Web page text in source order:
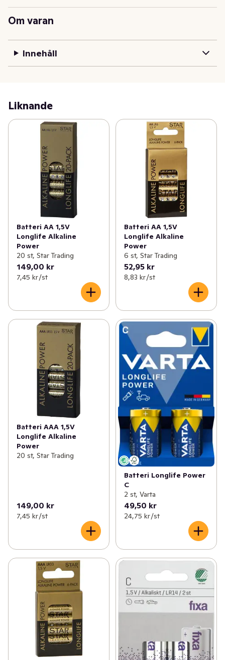
Om varan
Innehåll
Liknande
Batteri AA 1,5V
Longlife Alkaline
Power
20 st, Star Trading
149,00 kr
7,45 kr /st
Batteri AA 1,5V
Longlife Alkaline
Power
6 st, Star Trading
52,95 kr
8,83 kr /st
Batteri AAA 1,5V
Longlife Alkaline
Power
20 st, Star Trading
149,00 kr
7,45 kr /st
Batteri Longlife Power
C
2 st, Varta
49,50 kr
24,75 kr /st